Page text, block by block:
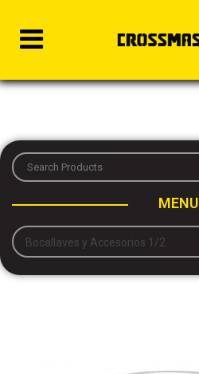
MENU
Bocallaves y Accesorios 1/2